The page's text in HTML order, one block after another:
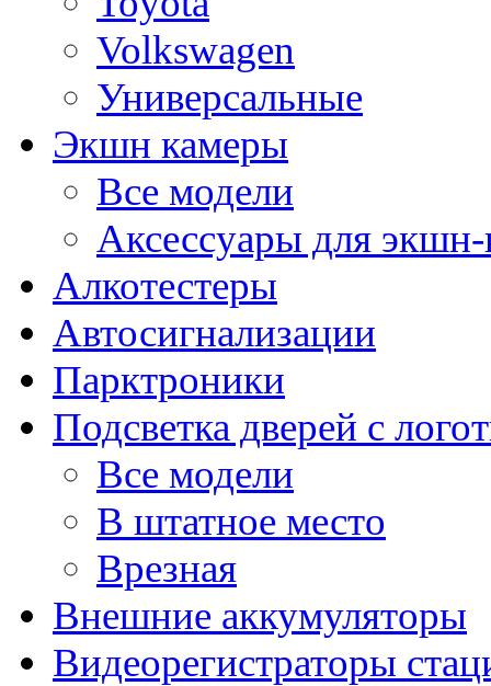
Volkswagen
Универсальные
Экшн камеры
Все модели
Аксессуары для
Алкотестеры
Автосигнализации
Парктроники
Подсветка дверей с
Все модели
В штатное место
Врезная
Внешние аккумуляторы
Видеорегистраторы